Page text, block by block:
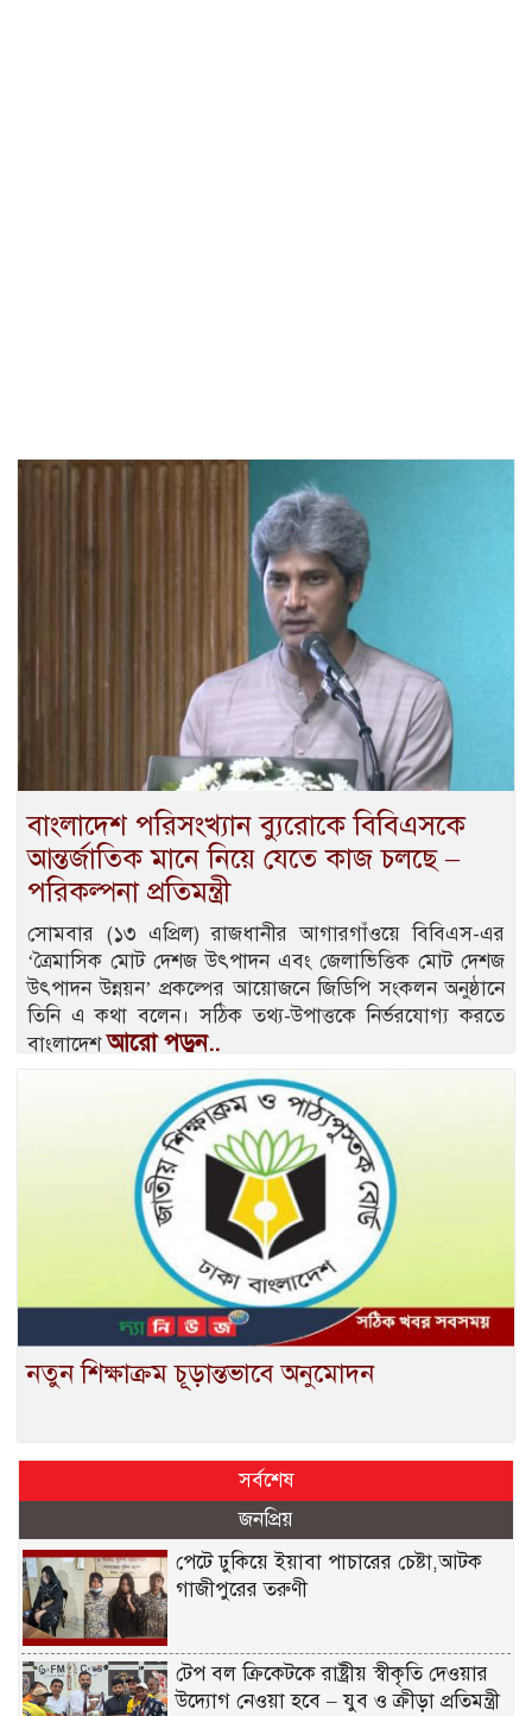
বাংলাদেশ পরিসংখ্যান ব্যুরোকে বিবিএসকে
আন্তর্জাতিক মানে নিয়ে যেতে কাজ চলছে –
পরিকল্পনা প্রতিমন্ত্রী
সোমবার (১৩ এপ্রিল) রাজধানীর আগারগাঁওয়ে বিবিএস-এর
‘ত্রৈমাসিক মোট দেশজ উৎপাদন এবং জেলাভিত্তিক মোট দেশজ
উৎপাদন উন্নয়ন’ প্রকল্পের আয়োজনে জিডিপি সংকলন অনুষ্ঠানে
তিনি এ কথা বলেন। সঠিক তথ্য-উপাত্তকে নির্ভরযোগ্য করতে
বাংলাদেশআরো পড়ুন..
নতুন শিক্ষাক্রম চূড়ান্তভাবে অনুমোদন
সর্বশেষ
জনপ্রিয়
পেটে ঢুকিয়ে ইয়াবা পাচারের চেষ্টা,আটক
গাজীপুরের তরুণী
টেপ বল ক্রিকেটকে রাষ্ট্রীয় স্বীকৃতি দেওয়ার
উদ্যোগ নেওয়া হবে – যুব ও ক্রীড়া প্রতিমন্ত্রী